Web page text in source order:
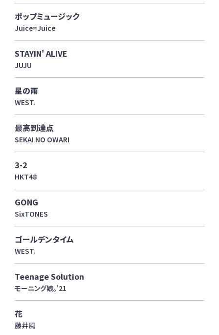
ポップミュージック
Juice=Juice
STAYIN' ALIVE
JUJU
星の雨
WEST.
最高到達点
SEKAI NO OWARI
3-2
HKT48
GONG
SixTONES
ゴールデンタイム
WEST.
Teenage Solution
モーニング娘。'21
花
藤井風